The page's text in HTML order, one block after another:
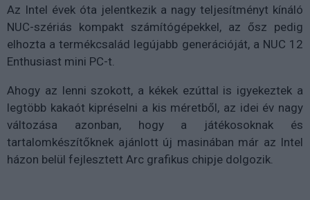
Az Intel évek óta jelentkezik a nagy teljesítményt kínáló
NUC-szériás kompakt számítógépekkel, az ősz pedig
elhozta a termékcsalád legújabb generációját, a NUC 12
Enthusiast mini PC-t.
Ahogy az lenni szokott, a kékek ezúttal is igyekeztek a
legtöbb kakaót kipréselni a kis méretből, az idei év nagy
változása azonban, hogy a játékosoknak és
tartalomkészítőknek ajánlott új masinában már az Intel
házon belül fejlesztett Arc grafikus chipje dolgozik.